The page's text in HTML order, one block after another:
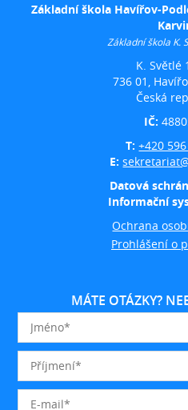
Základní škola Havířov-
Základní škola K.
K. Světlé
736 01,
Česká
IČ:
T:+420
E:
Datová
Informační
Ochrana
Prohlášení o
MÁTE OTÁZKY?